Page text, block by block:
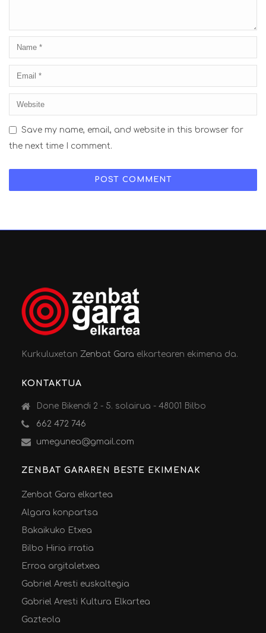
Save my name, email, and website in this browser for
the next time I comment.
KurkuluxetanZenbat Gara elkartearen ekimena da.
KONTAKTUA
Done Bikendi 2 - 5. solairua - 48001 Bilbo
662 472 746
umegunea@gmail.com
ZENBAT GARAREN BESTE EKIMENAK
Zenbat Gara elkartea
Algara konpartsa
Bakaikuko Etxea
Bilbo Hiria irratia
Erroa argitaletxea
Gabriel Aresti euskaltegia
Gabriel Aresti Kultura Elkartea
Gazteola